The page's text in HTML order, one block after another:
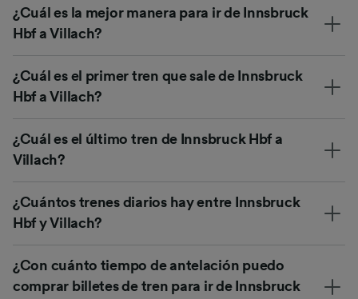
¿Cuál es la mejor manera para ir de Innsbruck
Hbf a Villach?
¿Cuál es el primer tren que sale de Innsbruck
Hbf a Villach?
¿Cuál es el último tren de Innsbruck Hbf a
Villach?
¿Cuántos trenes diarios hay entre Innsbruck
Hbf y Villach?
¿Con cuánto tiempo de antelación puedo
comprar billetes de tren para ir de Innsbruck